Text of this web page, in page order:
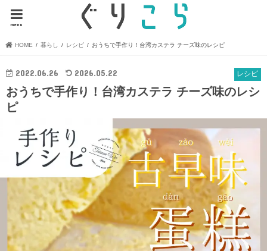
menu
HOME 暮らし レシピ おうちで手作り！台湾カステラ チーズ味のレシピ
レシピ
2022.06.26 2026.05.22
おうちで手作り！台湾カステラ チーズ味のレシ
ピ